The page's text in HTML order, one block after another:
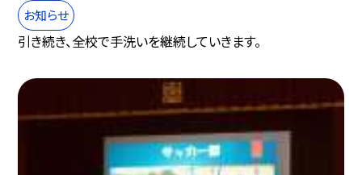
お知らせ
引き続き、全校で手洗いを継続していきます。